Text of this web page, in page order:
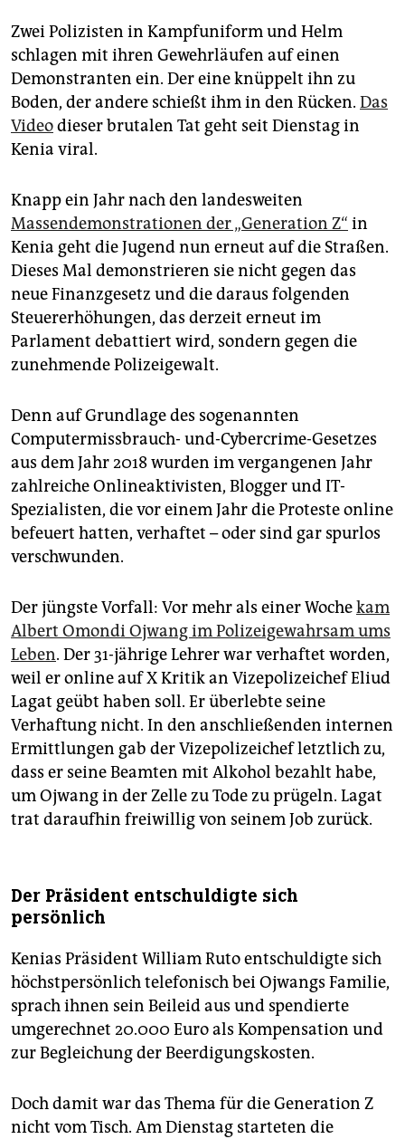
genossenschaft
epaper login
Zwei Polizisten in Kampfuniform und Helm
schlagen mit ihren Gewehrläufen auf einen
Demonstranten ein. Der eine knüppelt ihn zu
Boden, der andere schießt ihm in den Rücken. Das
Videodieser brutalen Tat geht seit Dienstag in
Kenia viral.
Knapp ein Jahr nach den landesweiten
Massendemonstrationen der „Generation Z“ in
Kenia geht die Jugend nun erneut auf die Straßen.
Dieses Mal demonstrieren sie nicht gegen das
neue Finanzgesetz und die daraus folgenden
Steuererhöhungen, das derzeit erneut im
Parlament debattiert wird, sondern gegen die
zunehmende Polizeigewalt.
Denn auf Grundlage des sogenannten
Computermissbrauch- und-Cybercrime-Gesetzes
aus dem Jahr 2018 wurden im vergangenen Jahr
zahlreiche Onlineaktivisten, Blogger und IT-
Spezialisten, die vor einem Jahr die Proteste online
befeuert hatten, verhaftet – oder sind gar spurlos
verschwunden.
Der jüngste Vorfall: Vor mehr als einer Wochekam
Albert Omondi Ojwang im Polizeigewahrsam ums
Leben. Der 31-jährige Lehrer war verhaftet worden,
weil er online auf X Kritik an Vizepolizeichef Eliud
Lagat geübt haben soll. Er überlebte seine
Verhaftung nicht. In den anschließenden internen
Ermittlungen gab der Vizepolizeichef letztlich zu,
dass er seine Beamten mit Alkohol bezahlt habe,
um Ojwang in der Zelle zu Tode zu prügeln. Lagat
trat daraufhin freiwillig von seinem Job zurück.
Der Präsident entschuldigte sich
persönlich
Kenias Präsident William Ruto entschuldigte sich
höchstpersönlich telefonisch bei Ojwangs Familie,
sprach ihnen sein Beileid aus und spendierte
umgerechnet 20.000 Euro als Kompensation und
zur Begleichung der Beerdigungskosten.
Doch damit war das Thema für die Generation Z
nicht vom Tisch. Am Dienstag starteten die